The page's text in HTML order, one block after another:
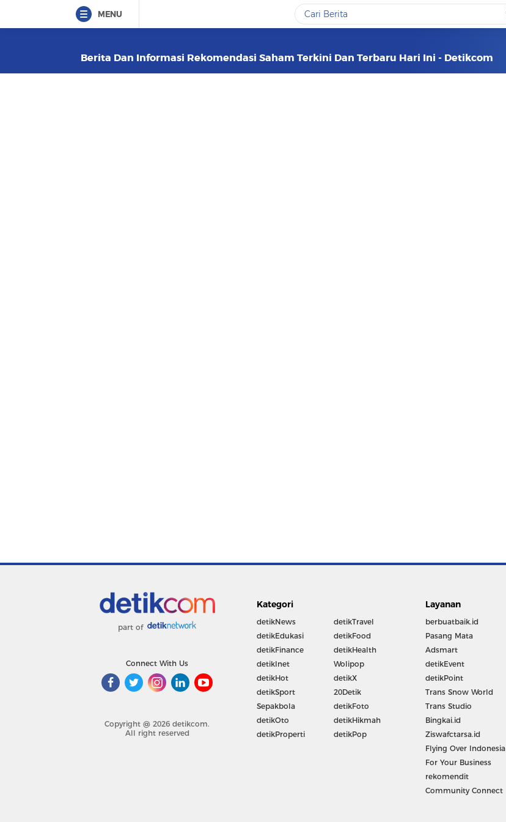
MENU
Berita Dan Informasi Rekomendasi Saham Terkini Dan Terbaru Hari Ini - Detikcom
part of
Connect With Us
Copyright @ 2026 detikcom.
All right reserved
Kategori
detikNews
detikEdukasi
detikFinance
detikInet
detikHot
detikSport
Sepakbola
detikOto
detikProperti
detikTravel
detikFood
detikHealth
Wolipop
detikX
20Detik
detikFoto
detikHikmah
detikPop
Layanan
berbuatbaik.id
Pasang Mata
Adsmart
detikEvent
detikPoint
Trans Snow World
Trans Studio
Bingkai.id
Ziswafctarsa.id
Flying Over Indonesia
For Your Business
rekomendit
Community Connect